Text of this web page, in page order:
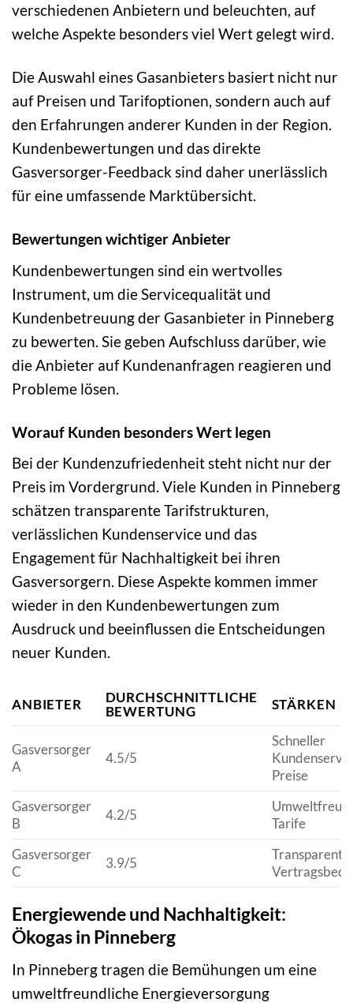
verschiedenen Anbietern und beleuchten, auf
welche Aspekte besonders viel Wert gelegt wird.
Die Auswahl eines Gasanbieters basiert nicht nur
auf Preisen und Tarifoptionen, sondern auch auf
den Erfahrungen anderer Kunden in der Region.
Kundenbewertungen und das direkte
Gasversorger-Feedback sind daher unerlässlich
für eine umfassende Marktübersicht.
Bewertungen wichtiger Anbieter
Kundenbewertungen sind ein wertvolles
Instrument, um die Servicequalität und
Kundenbetreuung der Gasanbieter in Pinneberg
zu bewerten. Sie geben Aufschluss darüber, wie
die Anbieter auf Kundenanfragen reagieren und
Probleme lösen.
Worauf Kunden besonders Wert legen
Bei der Kundenzufriedenheit steht nicht nur der
Preis im Vordergrund. Viele Kunden in Pinneberg
schätzen transparente Tarifstrukturen,
verlässlichen Kundenservice und das
Engagement für Nachhaltigkeit bei ihren
Gasversorgern. Diese Aspekte kommen immer
wieder in den Kundenbewertungen zum
Ausdruck und beeinflussen die Entscheidungen
neuer Kunden.
ANBIETER
DURCHSCHNITTLICHE
BEWERTUNG
STÄRKEN
Gasversorger
A
4.5/5
Schneller
Preise
Gasversorger
B
4.2/5
Tarife
Gasversorger
C
3.9/5
Transparente
Energiewende und Nachhaltigkeit:
Ökogas in Pinneberg
In Pinneberg tragen die Bemühungen um eine
umweltfreundliche Energieversorgung